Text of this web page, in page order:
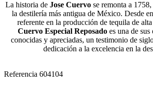
La historia de Jose Cuervo se remonta a
la destilería más antigua de México. Desde
referente en la producción de tequila de
Cuervo Especial Reposado es una de sus
conocidas y apreciadas, un testimonio de
dedicación a la excelencia en la
Referencia 604104